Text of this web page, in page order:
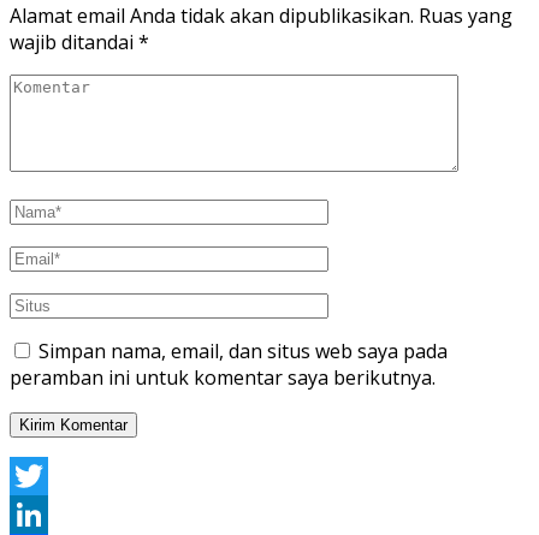
Alamat email Anda tidak akan dipublikasikan. Ruas yang
wajib ditandai *
Simpan nama, email, dan situs web saya pada
peramban ini untuk komentar saya berikutnya.
Twitter